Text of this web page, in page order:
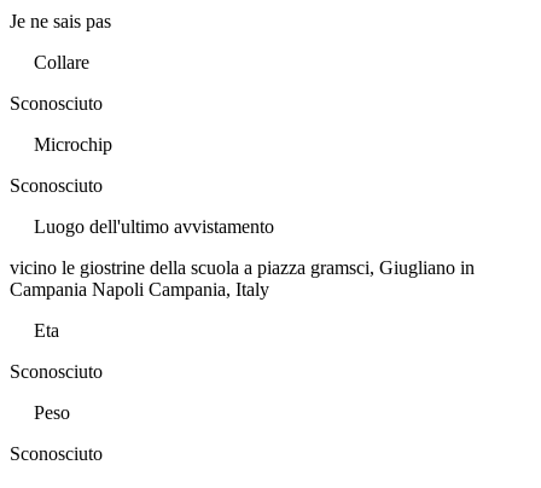
Je ne sais pas
Collare
Sconosciuto
Microchip
Sconosciuto
Luogo dell'ultimo avvistamento
vicino le giostrine della scuola a piazza gramsci, Giugliano in
Campania Napoli Campania, Italy
Eta
Sconosciuto
Peso
Sconosciuto